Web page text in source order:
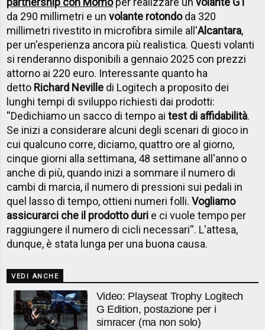
da 290 millimetri e unvolante rotondoda 320
millimetri rivestito in microfibra simile all'Alcantara,
per un'esperienza ancora più realistica. Questi volanti
si renderanno disponibili a gennaio 2025 con prezzi
attorno ai 220 euro. Interessante quanto ha
detto Richard Neville di Logitech a proposito dei
lunghi tempi di sviluppo richiesti dai prodotti:
''Dedichiamo un sacco di tempo aitest di affidabilità.
Se inizi a considerare alcuni degli scenari di gioco in
cui qualcuno corre, diciamo, quattro ore al giorno,
cinque giorni alla settimana, 48 settimane all'anno o
anche di più, quando inizi a sommare il numero di
cambi di marcia, il numero di pressioni sui pedali in
quel lasso di tempo, ottieni numeri folli.Vogliamo
assicurarci che il prodotto duri e ci vuole tempo per
raggiungere il numero di cicli necessari''. L'attesa,
dunque, è stata lunga per una buona causa.
VEDI ANCHE
Video: Playseat Trophy Logitech
G Edition, postazione per i
simracer (ma non solo)